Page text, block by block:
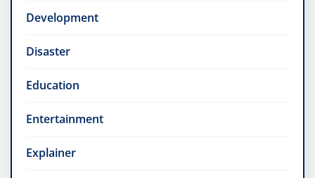
Development
Disaster
Education
Entertainment
Explainer